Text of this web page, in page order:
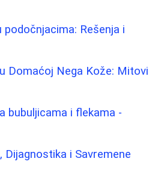
Rešenja i
Domaćoj Nega Kože: Mitovi
bubuljicama i flekama -
Dijagnostika i Savremene